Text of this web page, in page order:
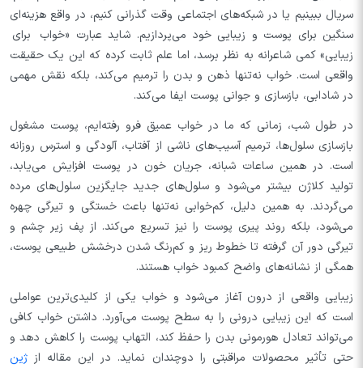
سریال ببینیم یا در شبکه‌های اجتماعی وقت گذرانی کنیم، در واقع هزینه‌ای
سنگین برای پوست و زیبایی خود می‌پردازیم. شاید عبارت «خواب برای
زیبایی» کمی شاعرانه به نظر برسد، اما علم ثابت کرده که این یک حقیقت
واقعی است. خواب نه‌تنها ذهن و بدن را ترمیم می‌کند، بلکه نقش مهمی
در شادابی، بازسازی و جوانی پوست ایفا می‌کند.
در طول شب، زمانی که ما در خواب عمیق فرو رفته‌ایم، پوست مشغول
بازسازی سلول‌ها، ترمیم آسیب‌های ناشی از آفتاب، آلودگی و استرس روزانه
است. در همین ساعات شبانه، جریان خون در پوست افزایش می‌یابد،
تولید کلاژن بیشتر می‌شود و سلول‌های جدید جایگزین سلول‌های مرده
می‌گردند. به همین دلیل، کم‌خوابی نه‌تنها باعث خستگی و تیرگی چهره
می‌شود، بلکه روند پیری پوست را نیز تسریع می‌کند. از پف زیر چشم و
تیرگی دور آن گرفته تا خطوط ریز و کم‌رنگ شدن درخشش طبیعی پوست،
همگی از نشانه‌های واضح کمبود خواب هستند.
زیبایی واقعی از درون آغاز می‌شود و خواب یکی از کلیدی‌ترین عواملی
است که این زیبایی درونی را به سطح پوست می‌آورد. داشتن خواب کافی
می‌تواند تعادل هورمونی بدن را حفظ کند، التهاب پوست را کاهش دهد و
حتی تأثیر محصولات مراقبتی را دوچندان نماید. در این مقاله از ژین